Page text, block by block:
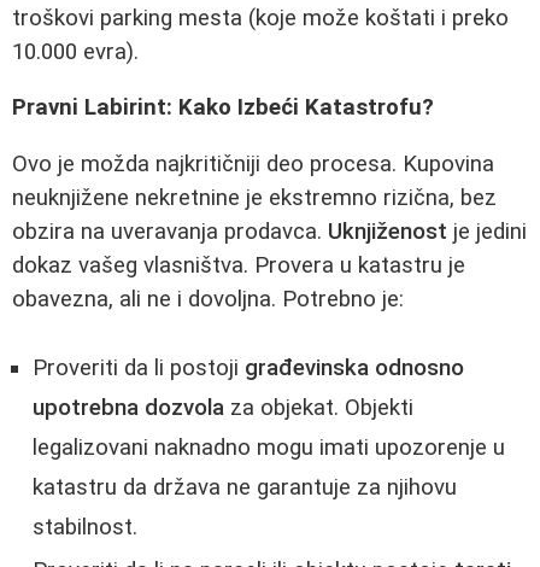
troškovi parking mesta (koje može koštati i preko
10.000 evra).
Pravni Labirint: Kako Izbeći Katastrofu?
Ovo je možda najkritičniji deo procesa. Kupovina
neuknjižene nekretnine je ekstremno rizična, bez
obzira na uveravanja prodavca. Uknjiženost je jedini
dokaz vašeg vlasništva. Provera u katastru je
obavezna, ali ne i dovoljna. Potrebno je:
Proveriti da li postoji građevinska odnosno
upotrebna dozvola za objekat. Objekti
legalizovani naknadno mogu imati upozorenje u
katastru da država ne garantuje za njihovu
stabilnost.